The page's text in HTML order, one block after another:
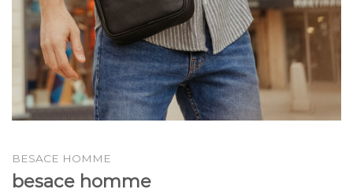
BESACE HOMME
besace homme